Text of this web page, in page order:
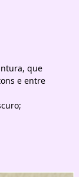
que
e entre